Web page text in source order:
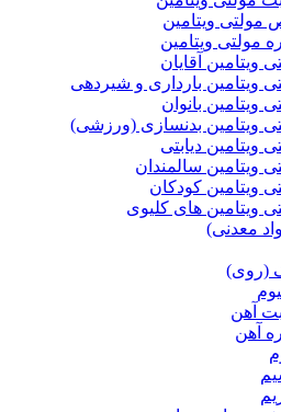
مولتی ویتامین
مولتی ویتامین
ویتامین آقایان
ویتامین بارداری و شیردهی
ویتامین بانوان
ویتامین بدنسازی (ورزشی)
ویتامین دیابتی
ویتامین سالمندان
ویتامین کودکان
ویتامین های کلیوی
معدنی)
(روی)
آهن
آهن